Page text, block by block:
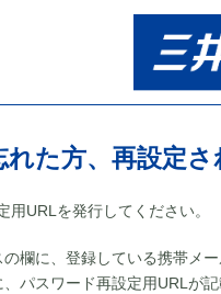
た方、再設定
URLを発行してください。
欄に、登録している携帯メ
、パスワード再設定用URLが